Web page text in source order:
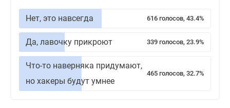
Нет, это навсегда 616 голосов, 43.4%
Да, лавочку прикроют 339 голосов, 23.9%
Что-то наверняка придумают,
но хакеры будут умнее
465 голосов, 32.7%